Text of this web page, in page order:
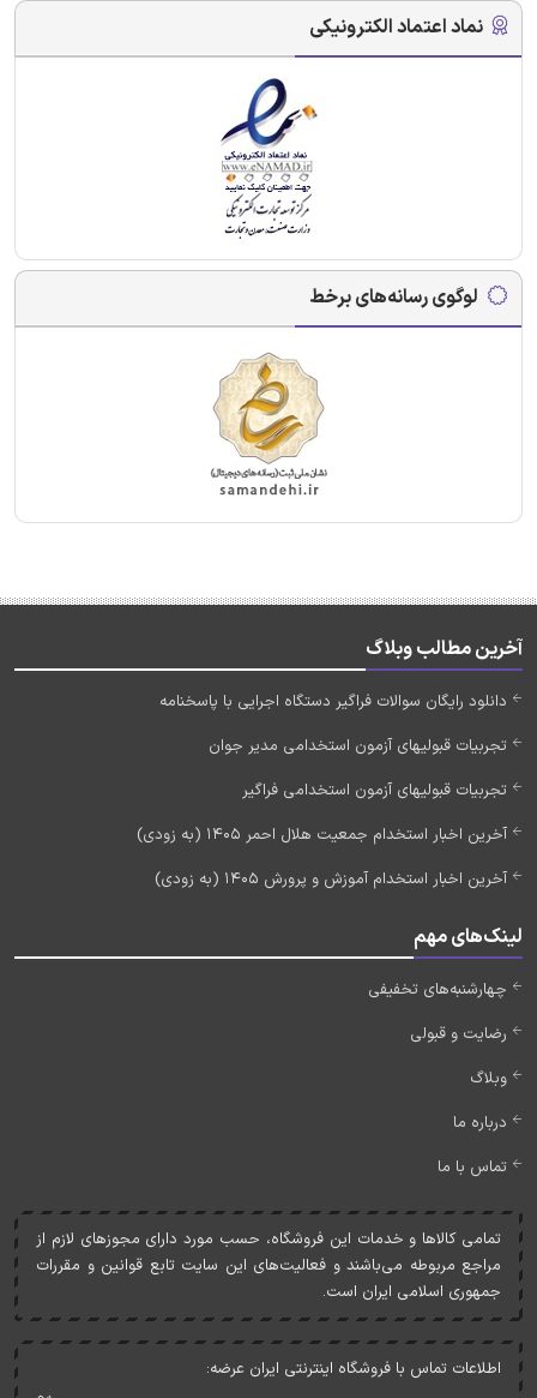
نماد اعتماد الکترونیکی
لوگوی رسانه‌های برخط
آخرین مطالب وبلاگ
دانلود رایگان سوالات فراگیر دستگاه اجرایی با پاسخنامه
تجربیات قبولیهای آزمون استخدامی مدیر جوان
تجربیات قبولیهای آزمون استخدامی فراگیر
آخرین اخبار استخدام جمعیت هلال احمر 1405 (به زودی)
آخرین اخبار استخدام آموزش و پرورش 1405 (به زودی)
لینک‌های مهم
چهارشنبه‌های تخفیفی
رضایت و قبولی
وبلاگ
درباره ما
تماس با ما
تمامی کالاها و خدمات اين فروشگاه، حسب مورد دارای مجوزهای لازم از
مراجع مربوطه می‌باشند و فعاليت‌های اين سايت تابع قوانين و مقررات
جمهوری اسلامی ايران است.
اطلاعات تماس با فروشگاه اینترنتی ایران عرضه: